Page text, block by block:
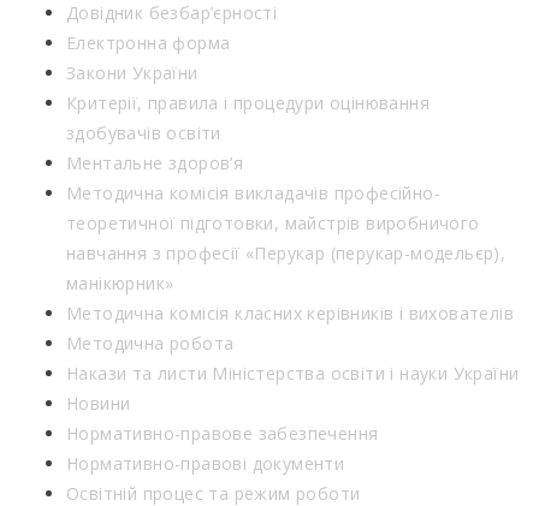
Довідник безбар’єрності
Електронна форма
Закони України
Критерії, правила і процедури оцінювання
здобувачів освіти
Ментальне здоров’я
Методична комісія викладачів професійно-
теоретичної підготовки, майстрів виробничого
навчання з професії «Перукар (перукар-модельєр),
манікюрник»
Методична комісія класних керівників і вихователів
Методична робота
Накази та листи Міністерства освіти і науки України
Новини
Нормативно-правове забезпечення
Нормативно-правові документи
Освітній процес та режим роботи